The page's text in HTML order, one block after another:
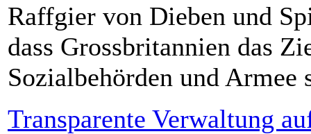
Raffgier von Dieben und
dass Grossbritannien das
Sozialbehörden und Armee
Transparente Verwaltung